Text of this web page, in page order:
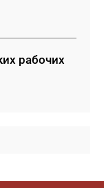
рабочих